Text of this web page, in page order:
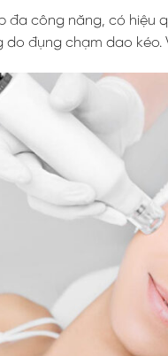
đa công năng, có hiệu
do đụng chạm dao